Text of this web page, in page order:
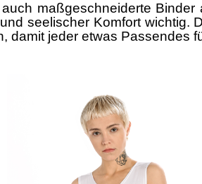
maßgeschneiderte Binder
seelischer Komfort wichtig.
damit jeder etwas Passendes